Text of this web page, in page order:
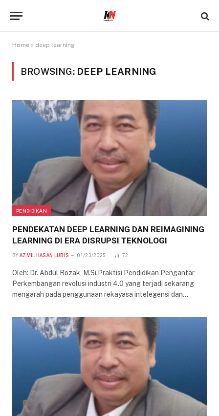
Home » deep learning
BROWSING: DEEP LEARNING
PENDIDIKAN
PENDEKATAN DEEP LEARNING DAN REIMAGINING
LEARNING DI ERA DISRUPSI TEKNOLOGI
BY AZMIL HASAN LUBIS 01/23/2025 72
Oleh: Dr. Abdul Rozak, M.Si.Praktisi Pendidikan Pengantar
Perkembangan revolusi industri 4.0 yang terjadi sekarang
mengarah pada penggunaan rekayasa intelegensi dan…